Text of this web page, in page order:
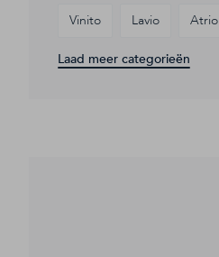
Vinito Lavio Atrio
Laad meer categorieën